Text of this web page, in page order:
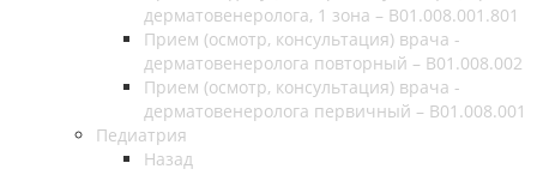
дерматовенеролога, 1 зона – B01.008.001.801
Прием (осмотр, консультация) врача -
дерматовенеролога повторный – B01.008.002
Прием (осмотр, консультация) врача -
дерматовенеролога первичный – B01.008.001
Педиатрия
Назад